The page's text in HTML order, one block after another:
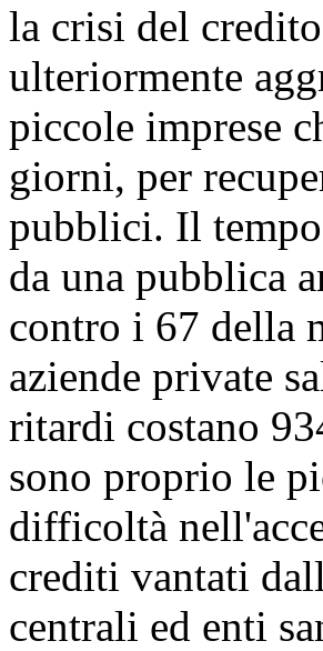
la crisi del
ulteriormente
piccole imprese
giorni, per
pubblici. Il
da una pubblica
contro i 67 della
aziende private
ritardi costano
sono proprio le
difficoltà
crediti vantati
centrali ed enti